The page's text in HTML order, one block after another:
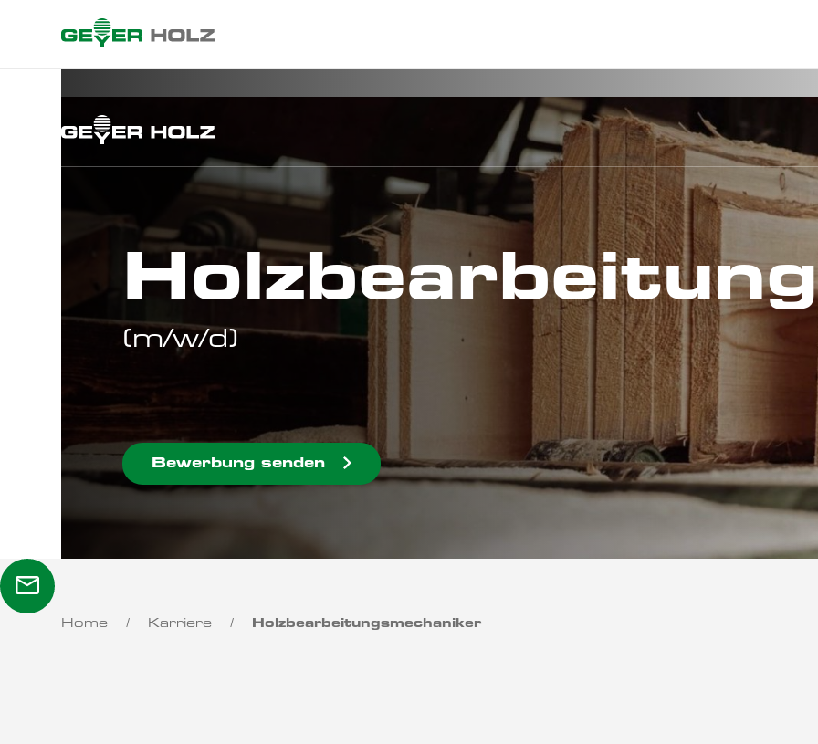
(m/w/d)
Bewerbung senden
Home / Karriere / Holzbearbeitungsmechaniker